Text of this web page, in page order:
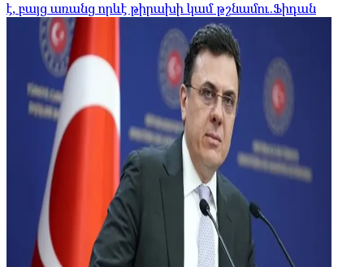
է, բայց առանց որևէ թիրախի կամ թշնամու.Ֆիդան